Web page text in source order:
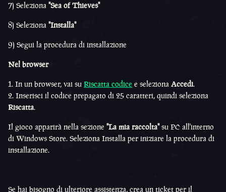
7) Seleziona "Sea of Thieves"
8) Seleziona "Installa"
9) Segui la procedura di installazione
Nel browser
In un browser, vai su Riscatta codice e seleziona Accedi.
Inserisci il codice prepagato di 25 caratteri, quindi seleziona
Riscatta.
Il gioco apparirà nella sezione "La mia raccolta"su PC all'interno
di Windows Store. Seleziona Installa per iniziare la procedura di
installazione.
Se hai bisogno di ulteriore assistenza, crea un ticket per il